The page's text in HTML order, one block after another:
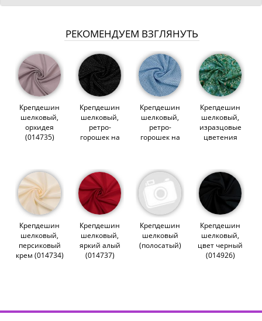
РЕКОМЕНДУЕМ ВЗГЛЯНУТЬ
Крепдешин
шелковый,
орхидея
(014735)
Крепдешин
шелковый,
ретро-
горошек на
Крепдешин
шелковый,
ретро-
горошек на
Крепдешин
шелковый,
изразцовые
цветения
Крепдешин
шелковый,
персиковый
крем (014734)
Крепдешин
шелковый,
яркий алый
(014737)
Крепдешин
шелковый
(полосатый)
Крепдешин
шелковый,
цвет черный
(014926)